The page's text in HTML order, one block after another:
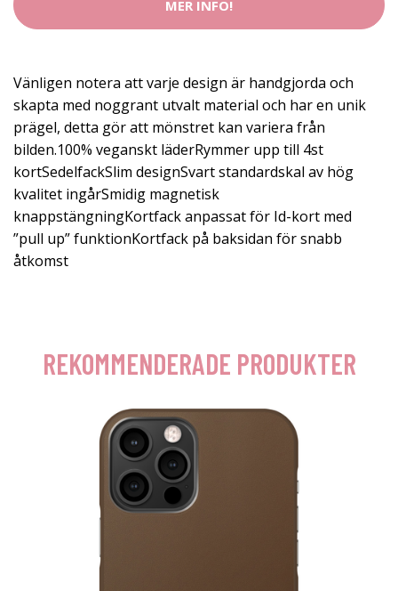
MER INFO!
Vänligen notera att varje design är handgjorda och
skapta med noggrant utvalt material och har en unik
prägel, detta gör att mönstret kan variera från
bilden.100% veganskt läderRymmer upp till 4st
kortSedelfackSlim designSvart standardskal av hög
kvalitet ingårSmidig magnetisk
knappstängningKortfack anpassat för Id-kort med
”pull up” funktionKortfack på baksidan för snabb
åtkomst
REKOMMENDERADE PRODUKTER